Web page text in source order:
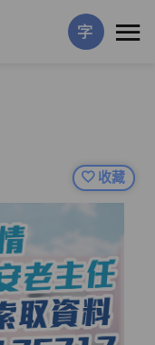
字
收藏